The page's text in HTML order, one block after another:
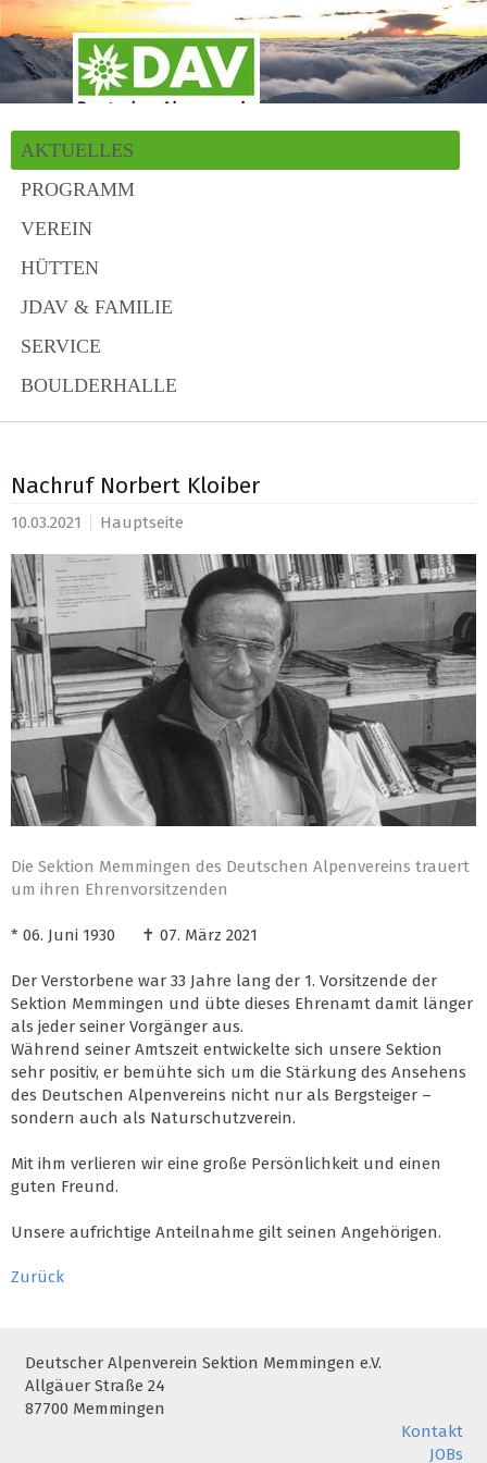
AKTUELLES
PROGRAMM
VEREIN
HÜTTEN
JDAV & FAMILIE
SERVICE
BOULDERHALLE
Nachruf Norbert Kloiber
10.03.2021 Hauptseite
Die Sektion Memmingen des Deutschen Alpenvereins trauert
um ihren Ehrenvorsitzenden
* 06. Juni 1930 ✝︎ 07. März 2021
Der Verstorbene war 33 Jahre lang der 1. Vorsitzende der
Sektion Memmingen und übte dieses Ehrenamt damit länger
als jeder seiner Vorgänger aus.
Während seiner Amtszeit entwickelte sich unsere Sektion
sehr positiv, er bemühte sich um die Stärkung des Ansehens
des Deutschen Alpenvereins nicht nur als Bergsteiger –
sondern auch als Naturschutzverein.
Mit ihm verlieren wir eine große Persönlichkeit und einen
guten Freund.
Unsere aufrichtige Anteilnahme gilt seinen Angehörigen.
Zurück
Deutscher Alpenverein Sektion Memmingen e.V.
Allgäuer Straße 24
87700 Memmingen
Kontakt
JOBs